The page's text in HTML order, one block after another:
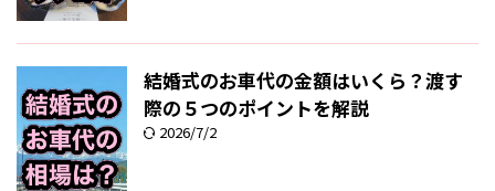
結婚式のお車代の金額はいくら？渡す
際の５つのポイントを解説
2026/7/2